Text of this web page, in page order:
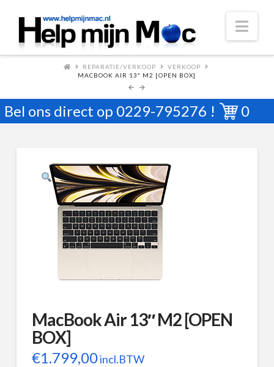
REPARATIE/VERKOOP
VERKOOP
MACBOOK AIR 13″ M2 [OPEN BOX]
Bel ons direct op 0229-795276 ! 0
MacBook Air 13″ M2 [OPEN
BOX]
€1.799,00incl.BTW